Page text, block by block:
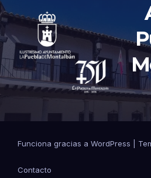
Funciona gracias a WordPress
Contacto